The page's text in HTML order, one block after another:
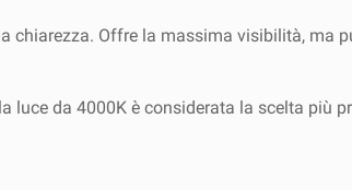
Offre la massima visibilità, ma
luce da 4000K è considerata la scelta più